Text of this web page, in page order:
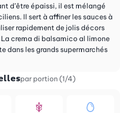
d’être épaissi, il est mélangé
Il sert à affiner les sauces à
rapidement de jolis décors
La crema di balsamico al limone
dans les grands supermarchés
par portion (1/4)